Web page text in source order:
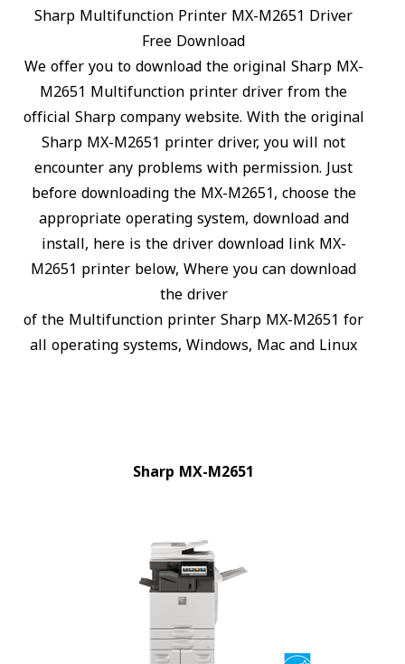
Sharp Multifunction Printer MX-M2651 Driver
Free Download
We offer you to download the original Sharp MX-
M2651 Multifunction printer driver from the
official Sharp company website. With the original
Sharp MX-M2651 printer driver, you will not
encounter any problems with permission. Just
before downloading the MX-M2651, choose the
appropriate operating system, download and
install, here is the driver download link MX-
M2651 printer below, Where you can download
the driver
of the Multifunction printer Sharp MX-M2651 for
all operating systems, Windows, Mac and Linux
Sharp MX-M2651